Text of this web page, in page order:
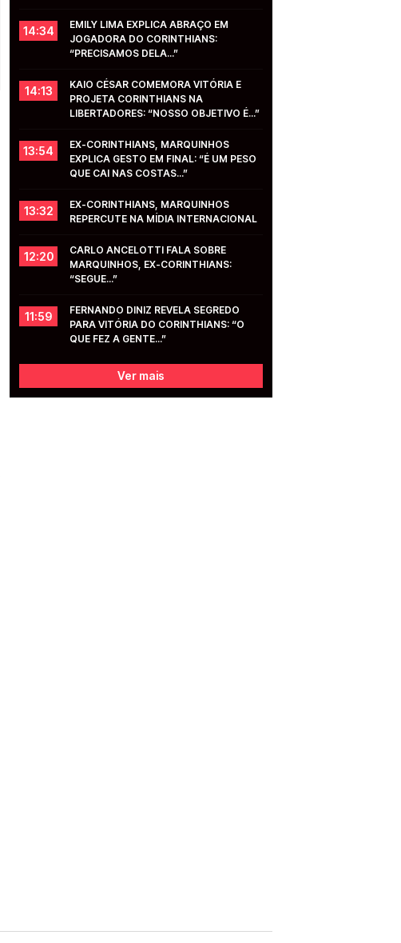
14:34
EMILY LIMA EXPLICA ABRAÇO EM
JOGADORA DO CORINTHIANS:
“PRECISAMOS DELA...”
14:13
KAIO CÉSAR COMEMORA VITÓRIA E
PROJETA CORINTHIANS NA
LIBERTADORES: “NOSSO OBJETIVO É...”
13:54
EX-CORINTHIANS, MARQUINHOS
EXPLICA GESTO EM FINAL: “É UM PESO
QUE CAI NAS COSTAS...”
13:32
EX-CORINTHIANS, MARQUINHOS
REPERCUTE NA MÍDIA INTERNACIONAL
12:20
CARLO ANCELOTTI FALA SOBRE
MARQUINHOS, EX-CORINTHIANS:
“SEGUE...”
11:59
FERNANDO DINIZ REVELA SEGREDO
PARA VITÓRIA DO CORINTHIANS: “O
QUE FEZ A GENTE...”
Ver mais